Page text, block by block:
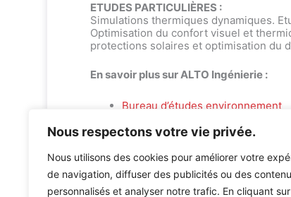
Nous respectons votre vie privée.
Nous utilisons des cookies pour améliorer votre
de navigation, diffuser des publicités ou des
personnalisés et analyser notre trafic. En cliquant
ETUDES PARTICULIÈRES :
Simulations thermiques dynamiques.
Optimisation du confort visuel et
protections solaires et optimisation du
En savoir plus sur ALTO Ingénierie :
Bureau d’études environnement
Bureau d’études techniques :